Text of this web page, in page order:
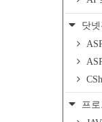
닷
프